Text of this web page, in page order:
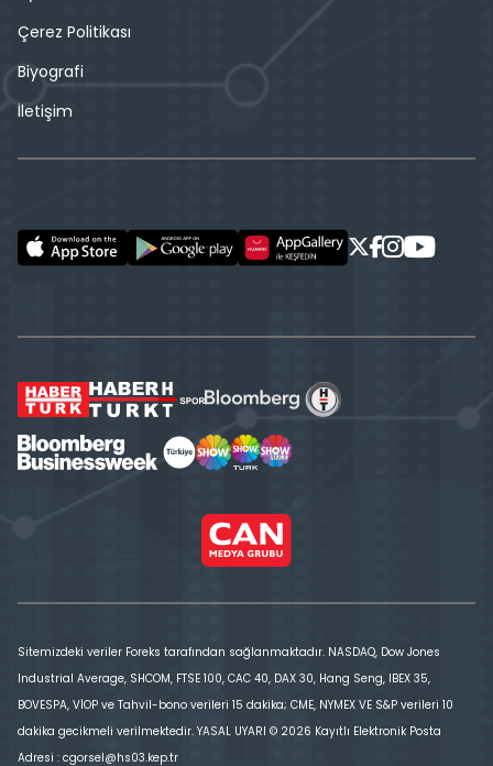
Çerez Politikası
Biyografi
İletişim
Sitemizdeki veriler Foreks tarafından sağlanmaktadır. NASDAQ, Dow Jones
Industrial Average, SHCOM, FTSE 100, CAC 40, DAX 30, Hang Seng, IBEX 35,
BOVESPA, VİOP ve Tahvil-bono verileri 15 dakika; CME, NYMEX VE S&P verileri 10
dakika gecikmeli verilmektedir. YASAL UYARI © 2026 Kayıtlı Elektronik Posta
Adresi : cgorsel@hs03.kep.tr